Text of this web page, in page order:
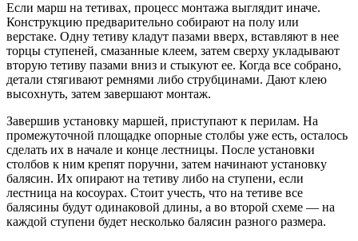
Если марш на тетивах, процесс монтажа выглядит иначе.
Конструкцию предварительно собирают на полу или
верстаке. Одну тетиву кладут пазами вверх, вставляют в нее
торцы ступеней, смазанные клеем, затем сверху укладывают
вторую тетиву пазами вниз и стыкуют ее. Когда все собрано,
детали стягивают ремнями либо струбцинами. Дают клею
высохнуть, затем завершают монтаж.
Завершив установку маршей, приступают к перилам. На
промежуточной площадке опорные столбы уже есть, осталось
сделать их в начале и конце лестницы. После установки
столбов к ним крепят поручни, затем начинают установку
балясин. Их опирают на тетиву либо на ступени, если
лестница на косоурах. Стоит учесть, что на тетиве все
балясины будут одинаковой длины, а во второй схеме — на
каждой ступени будет несколько балясин разного размера.